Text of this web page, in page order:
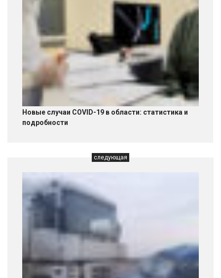
Новые случаи COVID-19 в области: статистика и
подробности
следующая